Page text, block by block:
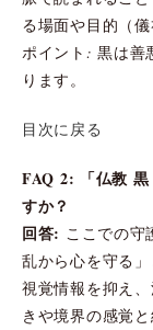
る場面や目的（
ポイント: 黒は善
ります。
目次に戻る
FAQ 2: 「仏教
すか？
回答: ここでの守
乱から心を守る
視覚情報を抑え
きや境界の感覚